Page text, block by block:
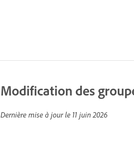
Modification des
Dernière mise à jour le 11 juin 2026